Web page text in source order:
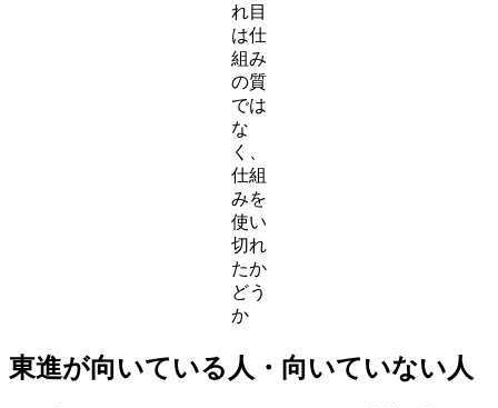
れ目
は仕
組み
の質
では
な
く、
仕組
みを
使い
切れ
たか
どう
か
東進が向いている人・向いていない人